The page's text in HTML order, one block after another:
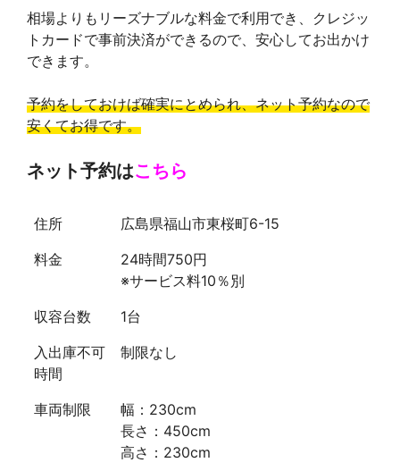
相場よりもリーズナブルな料金で利用でき、クレジッ
トカードで事前決済ができるので、安心してお出かけ
できます。
予約をしておけば確実にとめられ、ネット予約なので
安くてお得です。
ネット予約はこちら
住所
広島県福山市東桜町6-15
料金
24時間750円
※サービス料10％別
収容台数
1台
入出庫不可
時間
制限なし
車両制限
幅：230cm
長さ：450cm
高さ：230cm